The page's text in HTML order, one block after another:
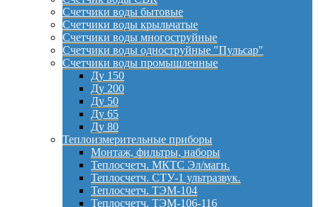
Счетчики воды бытовые
Счетчики воды крыльчатые
Счетчики воды многоструйные
Счетчики воды одноструйные "Пульсар"
Счетчики воды промышленные
Ду 150
Ду 200
Ду 50
Ду 65
Ду 80
Теплоизмерительные приборы
Монтаж, фильтры, наборы
Теплосчетч. МКТС Эл/магн.
Теплосчетч. СТУ-1 ультразвук.
Теплосчетч. ТЭМ-104
Теплосчетч. ТЭМ-106-116